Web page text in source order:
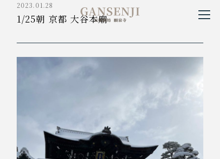
2023.01.28
1/25朝 京都 大谷本廟